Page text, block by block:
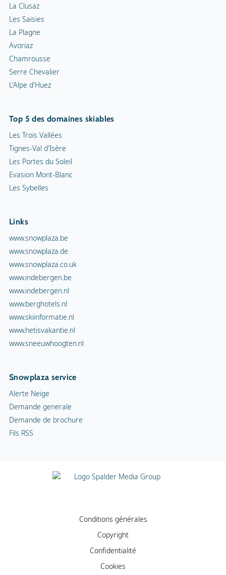
La Clusaz
Les Saisies
La Plagne
Avoriaz
Chamrousse
Serre Chevalier
L'Alpe d'Huez
Top 5 des domaines skiables
Les Trois Vallées
Tignes-Val d'Isère
Les Portes du Soleil
Evasion Mont-Blanc
Les Sybelles
Links
www.snowplaza.be
www.snowplaza.de
www.snowplaza.co.uk
www.indebergen.be
www.indebergen.nl
www.berghotels.nl
www.skiinformatie.nl
www.hetisvakantie.nl
www.sneeuwhoogten.nl
Snowplaza service
Alerte Neige
Demande generale
Demande de brochure
Fils RSS
Conditions générales
Copyright
Confidentialité
Cookies